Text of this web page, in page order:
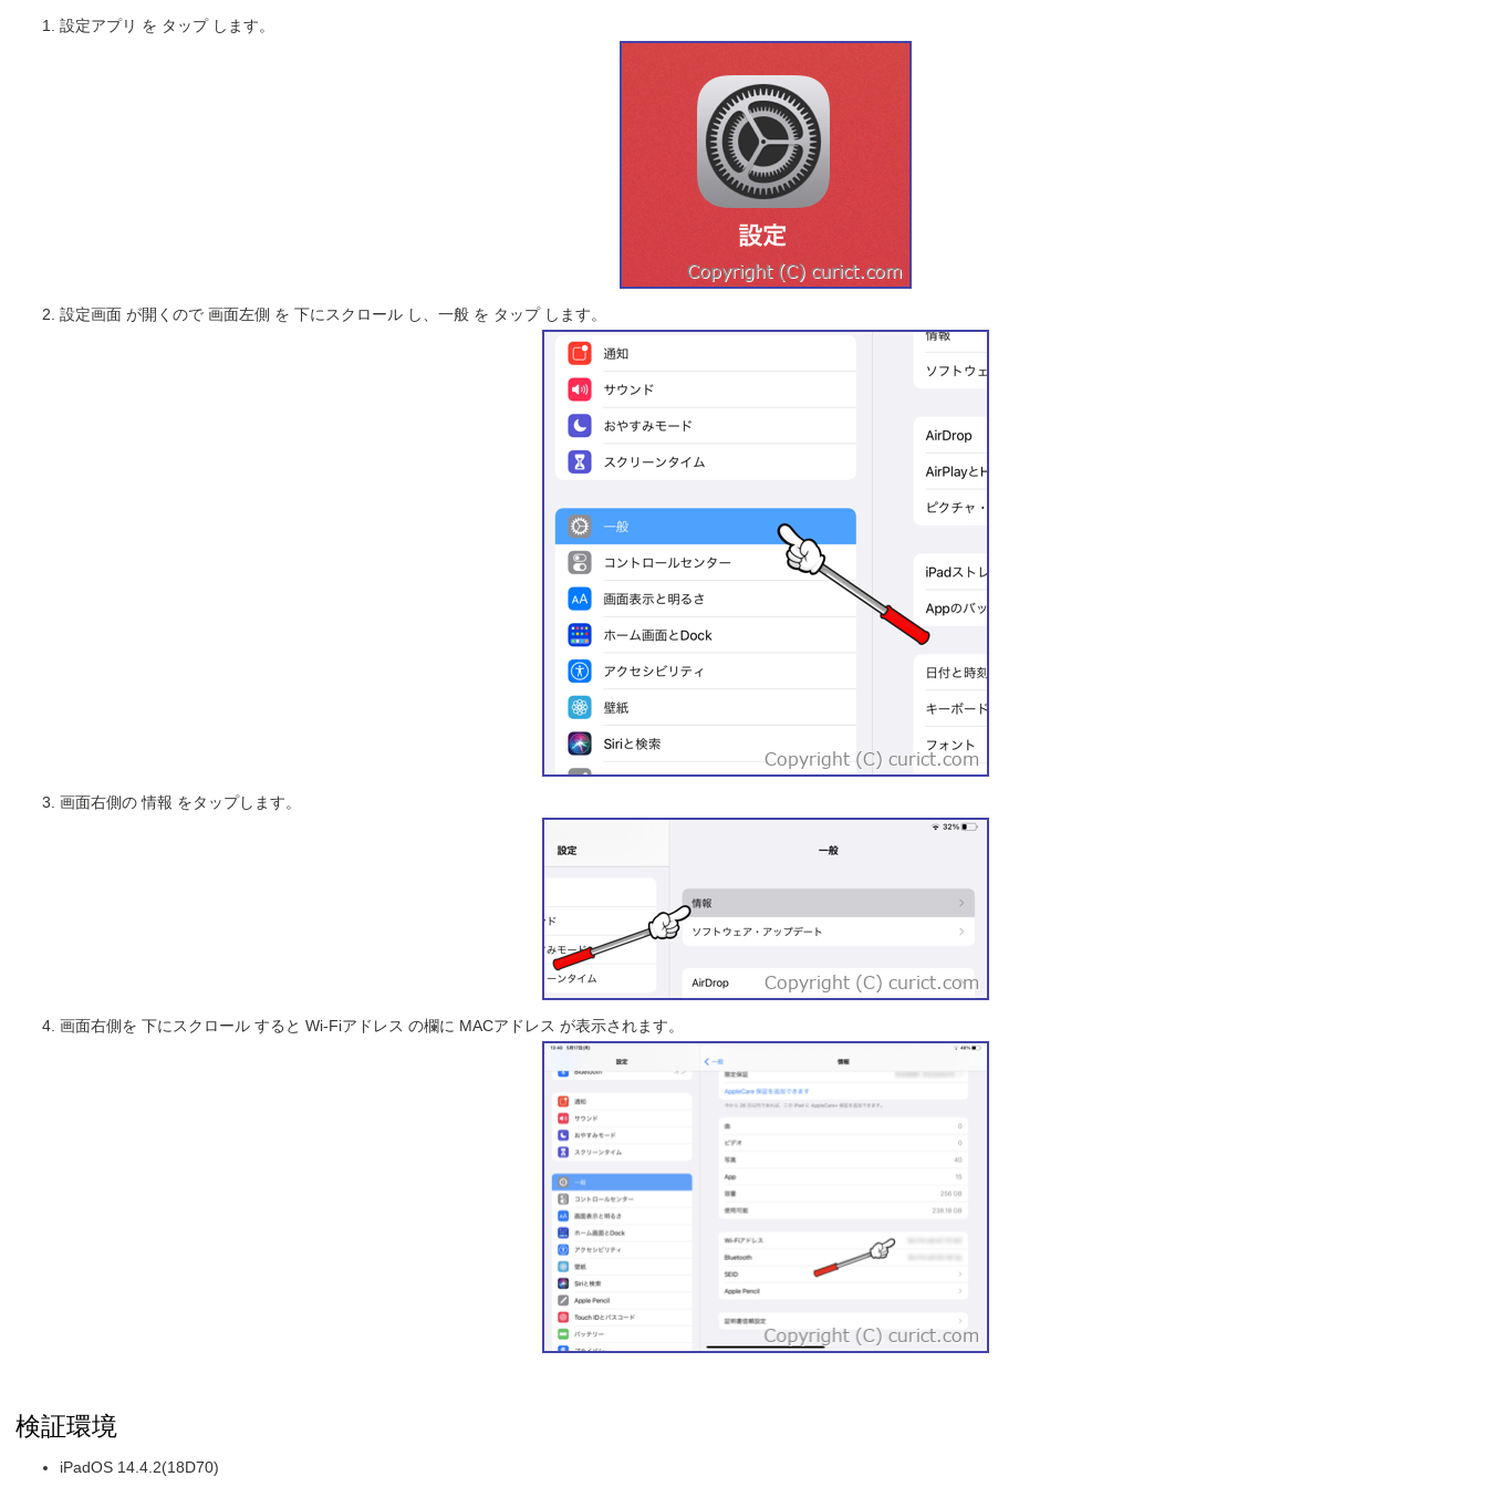
設定アプリ を タップ します。
設定画面 が開くので 画面左側 を 下にスクロール し、一般 を タップ します。
画面右側の 情報 をタップします。
画面右側を 下にスクロール すると Wi-Fiアドレス の欄に MACアドレス が表示されます。
検証環境
iPadOS 14.4.2(18D70)